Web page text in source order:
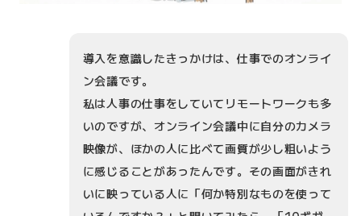
導入を意識したきっかけは、仕事でのオンライ
ン会議です。
私は人事の仕事をしていてリモートワークも多
いのですが、オンライン会議中に自分のカメラ
映像が、ほかの人に比べて画質が少し粗いよう
に感じることがあったんです。その画面がきれ
いに映っている人に「何か特別なものを使って